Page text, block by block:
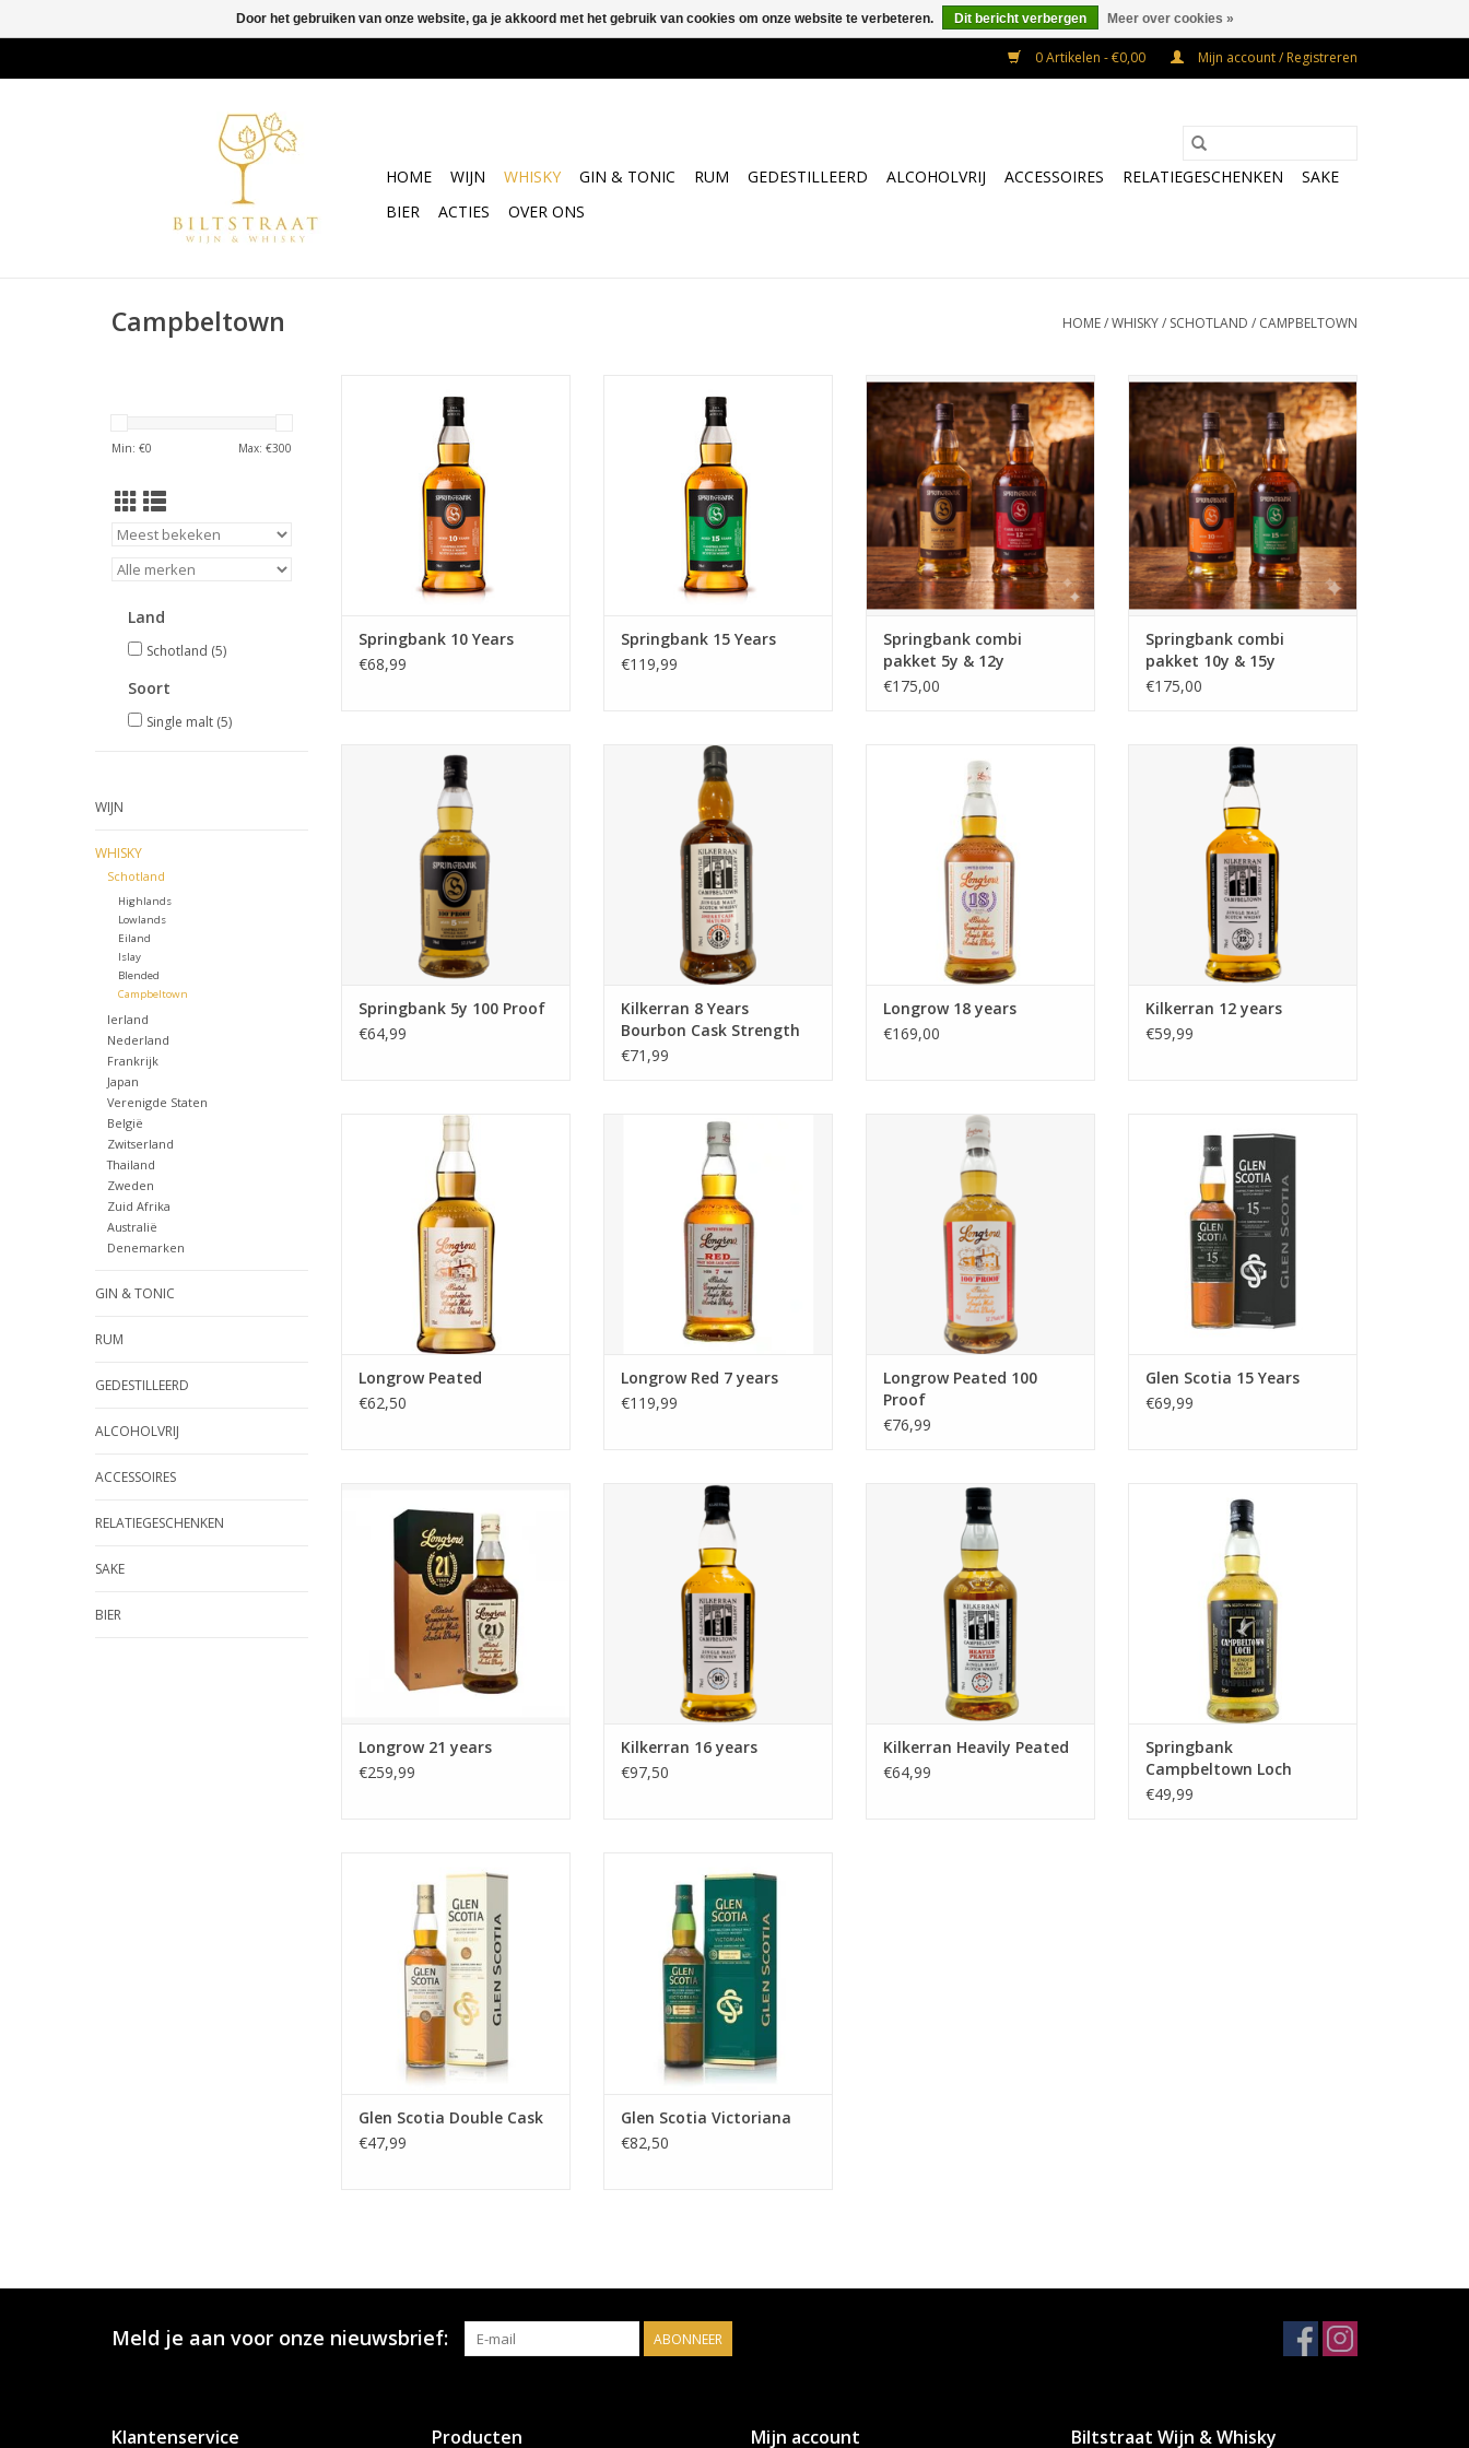
0 Artikelen - €0,00 Mijn account / Registreren
HOME WIJN WHISKY GIN & TONIC RUM GEDESTILLEERD ALCOHOLVRIJ ACCESSOIRES RELATIEGESCHENKEN
SAKE
BIER
ACTIES OVER ONS
Campbeltown HOME/WHISKY/ SCHOTLAND / CAMPBELTOWN
Min: €0 Max: €300
Land
Schotland (5)
Soort
Single malt (5)
WIJN
WHISKY
Schotland
Highlands
Lowlands
Eiland
Islay
Blended
Campbeltown
Ierland
Nederland
Frankrijk
Japan
Verenigde Staten
België
Zwitserland
Thailand
Zweden
Zuid Afrika
Australië
Denemarken
GIN & TONIC
RUM
GEDESTILLEERD
ALCOHOLVRIJ
ACCESSOIRES
RELATIEGESCHENKEN
SAKE
BIER
winkel verkrijgbaar.
TOEVOEGEN AAN WINKELWAGEN
Springbank 10 Years
€68,99
Springbank is een whisky die
donker en onheilspellend maar
toch lekker is. Het lekkerste ’s
avonds na het diner met je
favoriete sigaar. Een echt
klassieker.
TOEVOEGEN AAN WINKELWAGEN
Springbank 15 Years
€119,99
Springbank combi pakket 5y &
12y
TOEVOEGEN AAN WINKELWAGEN
Springbank combi
pakket 5y & 12y
€175,00
Springbank combi pakket 10y &
15y
TOEVOEGEN AAN WINKELWAGEN
Springbank combi
pakket 10y & 15y
€175,00
Springbank 5y 100 Proof
TOEVOEGEN AAN WINKELWAGEN
Springbank 5y 100 Proof
€64,99
2024 botteling 8 jaar oude Cask
Strenght Kilkerran op Sherry Cask
TOEVOEGEN AAN WINKELWAGEN
Kilkerran 8 Years
Bourbon Cask Strength
57,7%
€71,99
Longrow 18 years
€169,00
Kilkerran 12 years
TOEVOEGEN AAN WINKELWAGEN
Kilkerran 12 years
€59,99
De geturfde whisky van
Springbank
TOEVOEGEN AAN WINKELWAGEN
Longrow Peated
€62,50
Longrow Red 7 years
Longrow Red 7 years
€119,99
Longrow Peated 100 Proof
TOEVOEGEN AAN WINKELWAGEN
Longrow Peated 100
Proof
€76,99
Glen Scotia 15 Years
€69,99
Longrow 21 years
€259,99
Kilkerran 16 years
Kilkerran 16 years
€97,50
Kilkerran Heavily Peated
TOEVOEGEN AAN WINKELWAGEN
Kilkerran Heavily Peated
€64,99
Rijk, turfachtig, ziltig, fruitig,
complex, evenwichtig,
karakteristiek, intrigerend,
verfijnd, Schots.
TOEVOEGEN AAN WINKELWAGEN
Springbank
Campbeltown Loch
€49,99
een heerlijk makkelijk drinkbare
Campbeltown Single Malt whisky
met smaken van toffee, gezouten
karamel en een zoete droge
sherry afdronk.
TOEVOEGEN AAN WINKELWAGEN
Glen Scotia Double Cask
€47,99
Glen Scotia Victoriana
€82,50
Meld je aan voor onze nieuwsbrief: ABONNEER
Klantenservice Producten Mijn account Biltstraat Wijn & Whisky
Door het gebruiken van onze website, ga je akkoord met het gebruik van cookies om onze website te verbeteren. Dit bericht verbergen Meer over cookies »